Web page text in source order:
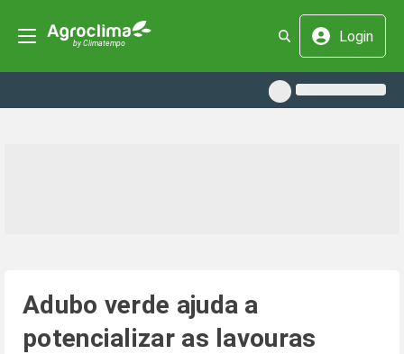
Login
Adubo verde ajuda a
potencializar as lavouras